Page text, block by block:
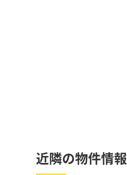
近隣の物件情報